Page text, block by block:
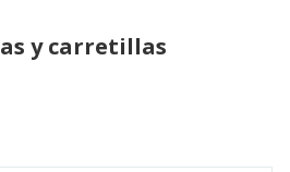
y carretillas